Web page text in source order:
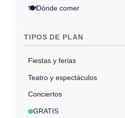
🍽️Dónde comer
TIPOS DE PLAN
Fiestas y ferias
Teatro y espectáculos
Conciertos
GRATIS